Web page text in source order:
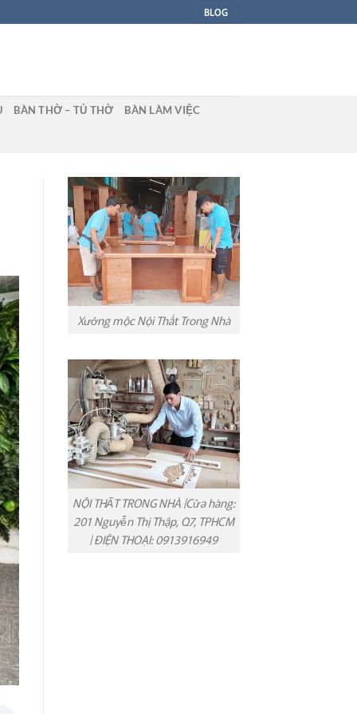
BLOG
BÀN THỜ – TỦ THỜ BÀN LÀM VIỆC
Xưởng mộc Nội Thất Trong Nhà
NỘI THẤT TRONG NHÀ |Cửa hàng:
201 Nguyễn Thị Thập, Q7, TPHCM
| ĐIỆN THOẠI: 0913916949